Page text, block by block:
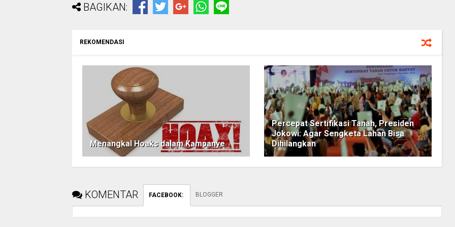
BAGIKAN:
REKOMENDASI
Menangkal Hoaks dalam Kampanye
Percepat Sertifikasi Tanah, Presiden
Jokowi: Agar Sengketa Lahan Bisa
Dihilangkan
KOMENTAR FACEBOOK: BLOGGER